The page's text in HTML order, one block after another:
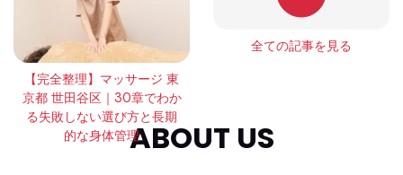
【完全整理】マッサージ 東
京都 世田谷区｜30章でわか
る失敗しない選び方と長期
的な身体管理
全ての記事を見る
ABOUT US